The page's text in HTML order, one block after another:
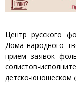
Центр русского
Дома народного
прием заявок
солистов-
детско-юношеском